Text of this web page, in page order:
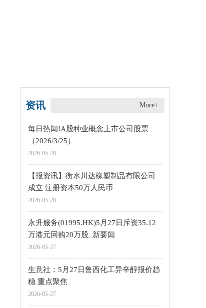
麻城市明辉再生资源回收经营部（个体工商户）成立 注册资本3万人民币 热点
资讯 More+
每日热闻!A股种业概念上市公司股票
（2026/3/25）
2026-05-28
【报资讯】衡水川达橡塑制品有限公司
成立 注册资本50万人民币
2026-05-28
永升服务(01995.HK)5月27日斥资35.12
万港元回购20万股_新要闻
2026-05-27
生意社：5月27日鲁西化工异辛醇报价趋
稳 重点聚焦
2026-05-27